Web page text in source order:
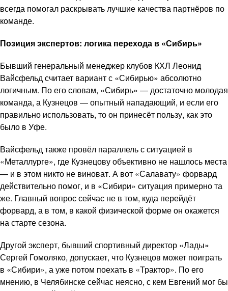
всегда помогал раскрывать лучшие качества партнёров по
команде.
Позиция экспертов: логика перехода в «Сибирь»
Бывший генеральный менеджер клубов КХЛ Леонид
Вайсфельд считает вариант с «Сибирью» абсолютно
логичным. По его словам, «Сибирь» — достаточно молодая
команда, а Кузнецов — опытный нападающий, и если его
правильно использовать, то он принесёт пользу, как это
было в Уфе.
Вайсфельд также провёл параллель с ситуацией в
«Металлурге», где Кузнецову объективно не нашлось места
— и в этом никто не виноват. А вот «Салавату» форвард
действительно помог, и в «Сибири» ситуация примерно та
же. Главный вопрос сейчас не в том, куда перейдёт
форвард, а в том, в какой физической форме он окажется
на старте сезона.
Другой эксперт, бывший спортивный директор «Лады»
Сергей Гомоляко, допускает, что Кузнецов может поиграть
в «Сибири», а уже потом поехать в «Трактор». По его
мнению, в Челябинске сейчас неясно, с кем Евгений мог бы